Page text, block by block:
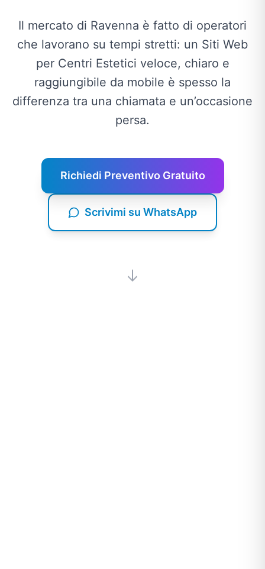
Il mercato di Ravenna è fatto di operatori
che lavorano su tempi stretti: un Siti Web
per Centri Estetici veloce, chiaro e
raggiungibile da mobile è spesso la
differenza tra una chiamata e un’occasione
persa.
Richiedi Preventivo Gratuito
Scrivimi su WhatsApp